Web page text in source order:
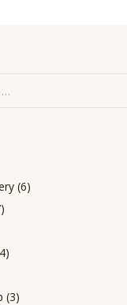
(6)
(3)